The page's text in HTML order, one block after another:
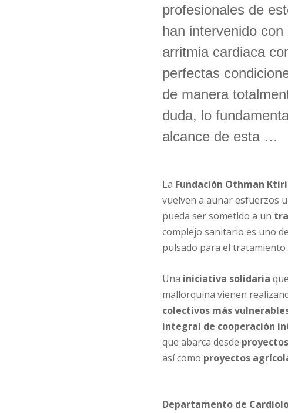
profesionales de
han intervenido
arritmia cardiaca
perfectas
de manera
duda, lo
alcance de esta …
La Fundación Othman Ktiri
vuelven a aunar esfuerzos
pueda ser sometido a un
complejo sanitario es uno
pulsado para el
Una iniciativa solidaria
mallorquina vienen
colectivos más
integral de cooperación
que abarca desde
así como proyectos
Departamento de Cardio